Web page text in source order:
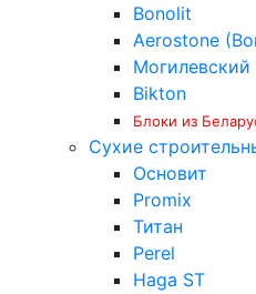
Bonolit
Aerostone
Bikton
Блоки из
Сухие
Основит
Promix
Титан
Perel
Haga ST